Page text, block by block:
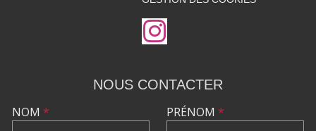
NOUS CONTACTER
NOM * PRÉNOM *